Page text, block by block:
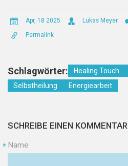
Apr, 18 2025 Lukas Meyer
Permalink
Schlagwörter: Healing Touch
Selbstheilung
Energiearbeit
SCHREIBE EINEN KOMMENTAR
Name
*